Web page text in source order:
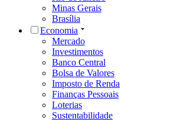
Minas Gerais
Brasília
Economia
Mercado
Investimentos
Banco Central
Bolsa de Valores
Imposto de Renda
Finanças Pessoais
Loterias
Sustentabilidade